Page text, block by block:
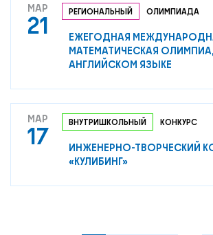
МАР
21 РЕГИОНАЛЬНЫЙ ОЛИМПИАДА
ЕЖЕГОДНАЯ
МАТЕМАТИЧЕСКАЯ
АНГЛИЙСКОМ ЯЗЫКЕ
МАР
17 ВНУТРИШКОЛЬНЫЙ КОНКУРС
ИНЖЕНЕРНО‑ТВОРЧЕСКИЙ
«КУЛИБИНГ»